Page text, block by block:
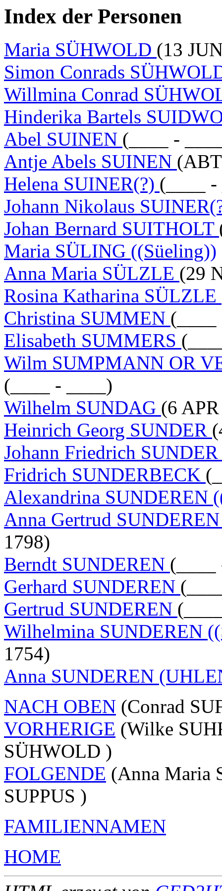
Index der Personen
Maria SÜHWOLD (13
Simon Conrads
Willmina Conrad
Hinderika Bartels
Abel SUINEN (____ -
Antje Abels SUINEN
Helena SUINER(?) (____
Johann Nikolaus
Johan Bernard SUITHOLT
Maria SÜLING ((Süeling))
Anna Maria SÜLZLE (29
Rosina Katharina SÜLZLE
Christina SUMMEN (____
Elisabeth SUMMERS
Wilm SUMPMANN OR
(____ - ____)
Wilhelm SUNDAG (6
Heinrich Georg SUNDER
Johann Friedrich
Fridrich SUNDERBECK
Alexandrina SUNDEREN
Anna Gertrud
1798)
Berndt SUNDEREN (____
Gerhard SUNDEREN
Gertrud SUNDEREN
Wilhelmina SUNDEREN
1754)
Anna SUNDEREN
NACH OBEN (Conrad
VORHERIGE (Wilke
SÜHWOLD )
FOLGENDE (Anna Maria
SUPPUS )
FAMILIENNAMEN
HOME